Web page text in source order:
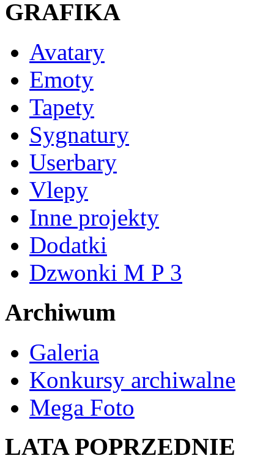
GRAFIKA
Avatary
Emoty
Tapety
Sygnatury
Userbary
Vlepy
Inne projekty
Dodatki
Dzwonki M P 3
Archiwum
Galeria
Konkursy archiwalne
Mega Foto
LATA POPRZEDNIE